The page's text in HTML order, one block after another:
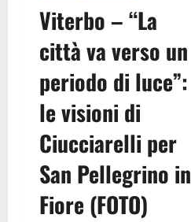
Viterbo – “La
città va verso un
periodo di luce”:
le visioni di
Ciucciarelli per
San Pellegrino in
Fiore (FOTO)